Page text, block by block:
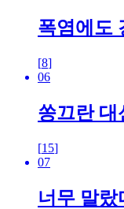
폭염에도
[8]
06
쏭끄란 대
[15]
07
너무 말랐